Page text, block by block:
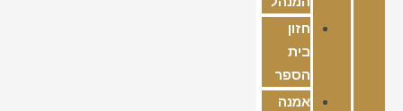
חזון
בית
הספר
אמנה